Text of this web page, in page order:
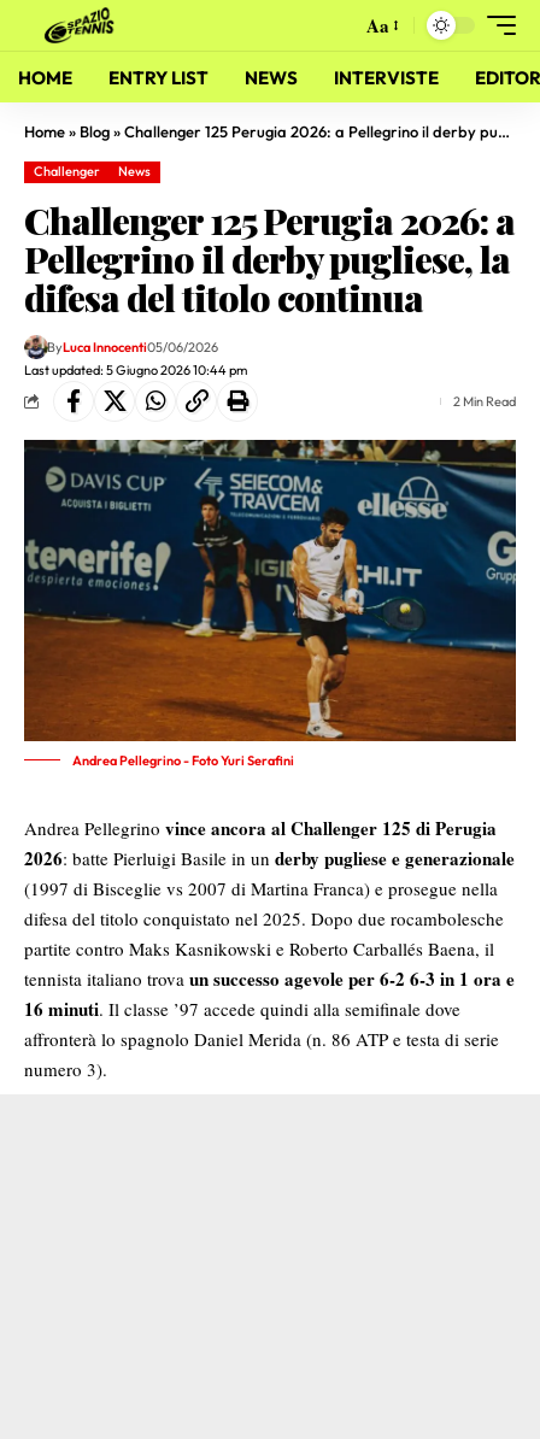
Aa
HOME ENTRY LIST NEWS INTERVISTE
Home» Blog»Challenger 125 Perugia 2026: a Pellegrino il derby pugliese, la difesa del titolo continua
Challenger News
Challenger 125 Perugia 2026: a
Pellegrino il derby pugliese, la
difesa del titolo continua
Last updated: 5 Giugno 2026 10:44 pm
ByLuca Innocenti05/06/2026
2 Min Read
Andrea Pellegrino - Foto Yuri Serafini
Andrea Pellegrino vince ancora al Challenger 125 di Perugia
2026: batte Pierluigi Basile in un derby pugliese e generazionale
(1997 di Bisceglie vs 2007 di Martina Franca) e prosegue nella
difesa del titolo conquistato nel 2025. Dopo due rocambolesche
partite contro Maks Kasnikowski e Roberto Carballés Baena, il
tennista italiano trova un successo agevole per 6-2 6-3 in 1 ora e
16 minuti. Il classe ’97 accede quindi alla semifinale dove
affronterà lo spagnolo Daniel Merida (n. 86 ATP e testa di serie
numero 3).